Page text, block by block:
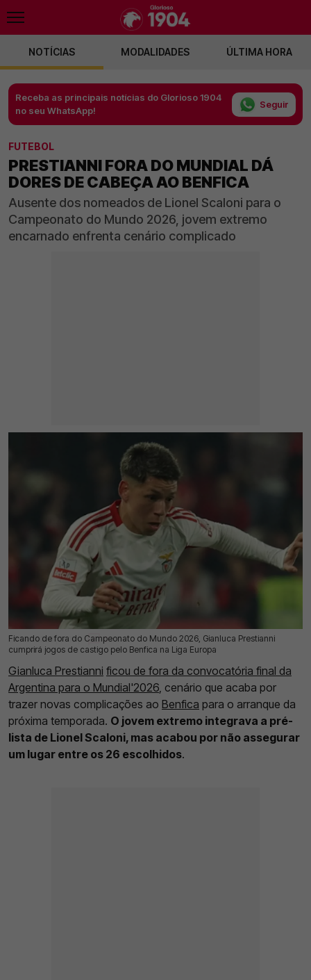
NOTÍCIAS MODALIDADES ÚLTIMA HORA
Receba as principais notícias do Glorioso 1904
no seu WhatsApp!
Seguir
FUTEBOL
PRESTIANNI FORA DO MUNDIAL DÁ
DORES DE CABEÇA AO BENFICA
Ausente dos nomeados de Lionel Scaloni para o
Campeonato do Mundo 2026, jovem extremo
encarnado enfrenta cenário complicado
Ficando de fora do Campeonato do Mundo 2026, Gianluca Prestianni
cumprirá jogos de castigo pelo Benfica na Liga Europa
29 Mai 2026 | 16:10 | 0
Gianluca Prestianni ficou de fora da convocatória final da
Argentina para o Mundial'2026, cenário que acaba por
trazer novas complicações ao Benfica para o arranque da
próxima temporada. O jovem extremo integrava a pré-
lista de Lionel Scaloni, mas acabou por não assegurar
um lugar entre os 26 escolhidos.